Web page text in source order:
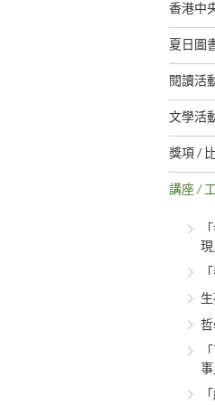
香港中
夏日圖
閱讀活
文學活
獎項 /
講座 /
現
生